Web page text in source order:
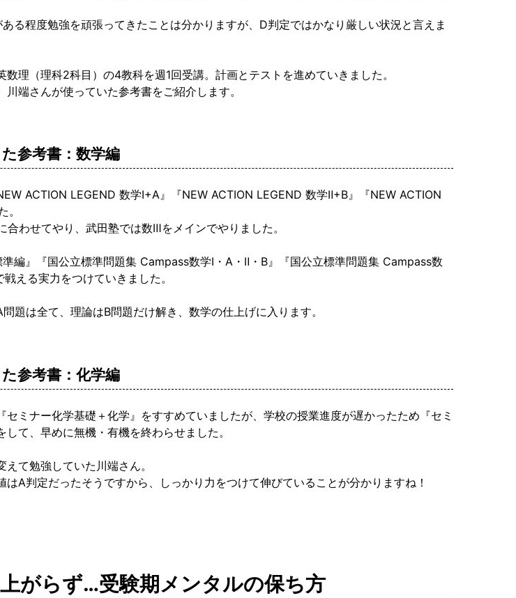
る程度勉強を頑張ってきたことは分かりますが、D判定ではかなり厳しい状況と言えま
理（理科2科目）の4教科を週1回受講。計画とテストを進めていきました。
端さんが使っていた参考書をご紹介します。
参考書：数学編
ACTION LEGEND 数学Ⅰ+A』『NEW ACTION LEGEND 数学Ⅱ+B』『NEW ACTION
。
合わせてやり、武田塾では数Ⅲをメインでやりました。
編』『国公立標準問題集 Campass数学Ⅰ・A・Ⅱ・B』『国公立標準問題集 Campass数
える実力をつけていきました。
題は全て、理論はB問題だけ解き、数学の仕上げに入ります。
参考書：化学編
ミナー化学基礎＋化学』をすすめていましたが、学校の授業進度が遅かったため『セミ
て、早めに無機・有機を終わらせました。
て勉強していた川端さん。
はA判定だったそうですから、しっかり力をつけて伸びていることが分かりますね！
がらず…受験期メンタルの保ち方